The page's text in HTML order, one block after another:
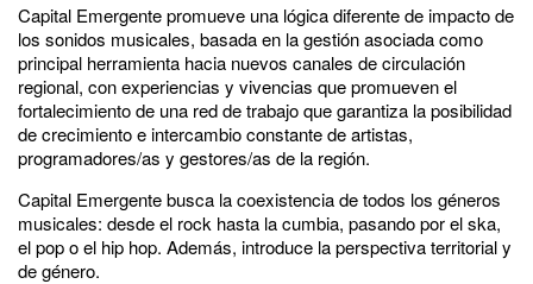
Capital Emergente promueve una lógica diferente de impacto de
los sonidos musicales, basada en la gestión asociada como
principal herramienta hacia nuevos canales de circulación
regional, con experiencias y vivencias que promueven el
fortalecimiento de una red de trabajo que garantiza la posibilidad
de crecimiento e intercambio constante de artistas,
programadores/as y gestores/as de la región.
Capital Emergente busca la coexistencia de todos los géneros
musicales: desde el rock hasta la cumbia, pasando por el ska,
el pop o el hip hop. Además, introduce la perspectiva territorial y
de género.